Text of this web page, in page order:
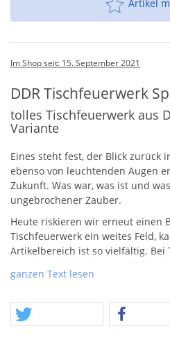
Artikel
Im Shop seit: 15. September 2021
DDR Tischfeuerwerk
tolles Tischfeuerwerk aus
Variante
Eines steht fest, der Blick zurück
ebenso von leuchtenden Augen
Zukunft. Was war, was ist und
ungebrochener Zauber.
Heute riskieren wir erneut einen
Tischfeuerwerk ein weites Feld,
Artikelbereich ist so vielfältig. Bei
leergemacht – altes
magischste Moment besteht
rauskommt, die Kurve der
ganzen Text lesen